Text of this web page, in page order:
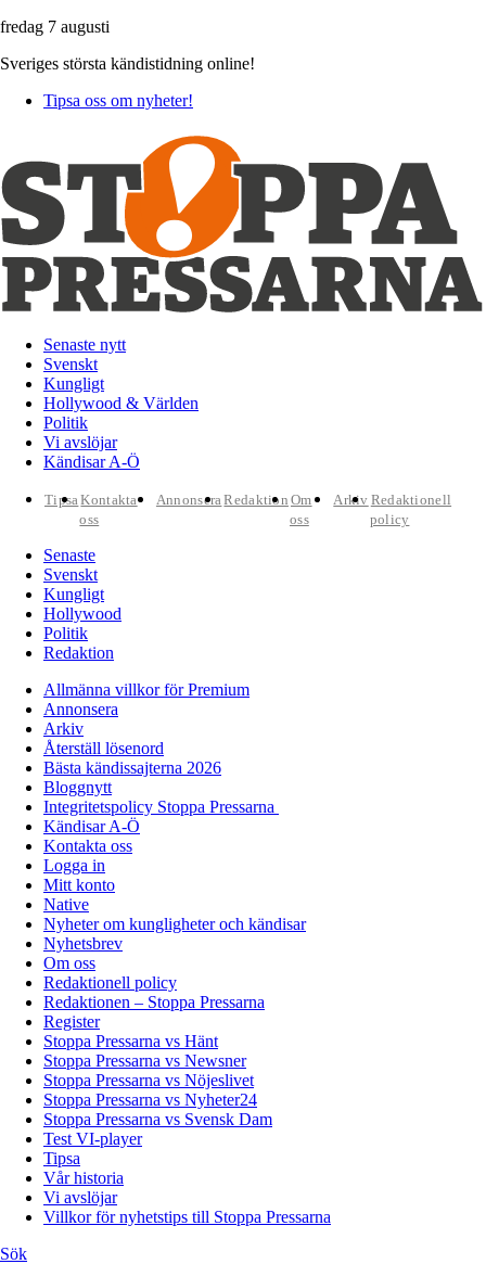
fredag 7 augusti
Sveriges största kändistidning online!
Tipsa oss om nyheter!
Senaste nytt
Svenskt
Kungligt
Hollywood & Världen
Politik
Vi avslöjar
Kändisar A-Ö
TipsaKontakta
oss
AnnonseraRedaktion Om
oss
Arkiv Redaktionell
policy
Senaste
Svenskt
Kungligt
Hollywood
Politik
Redaktion
Allmänna villkor för Premium
Annonsera
Arkiv
Återställ lösenord
Bästa kändissajterna 2026
Bloggnytt
Integritetspolicy Stoppa Pressarna
Kändisar A-Ö
Kontakta oss
Logga in
Mitt konto
Native
Nyheter om kungligheter och kändisar
Nyhetsbrev
Om oss
Redaktionell policy
Redaktionen – Stoppa Pressarna
Register
Stoppa Pressarna vs Hänt
Stoppa Pressarna vs Newsner
Stoppa Pressarna vs Nöjeslivet
Stoppa Pressarna vs Nyheter24
Stoppa Pressarna vs Svensk Dam
Test VI-player
Tipsa
Vår historia
Vi avslöjar
Villkor för nyhetstips till Stoppa Pressarna
Sök